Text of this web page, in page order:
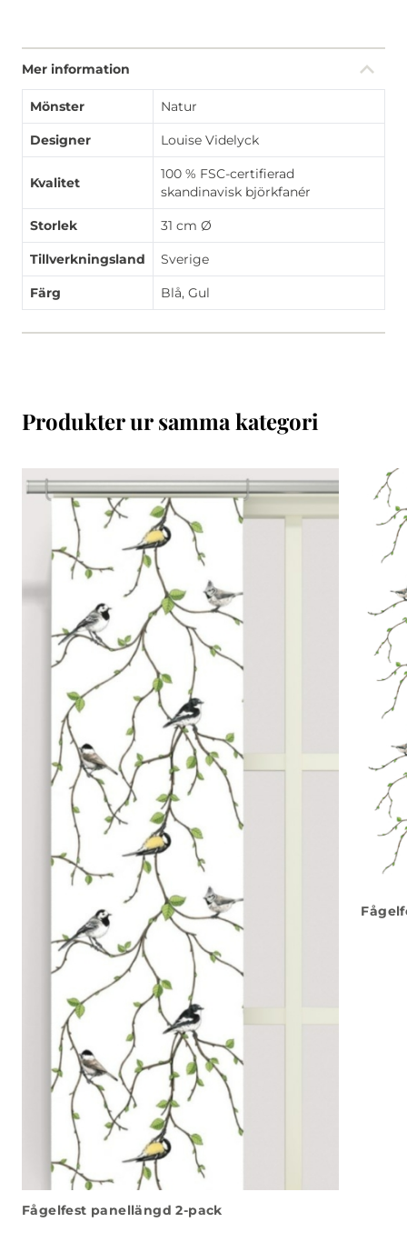
Mer information
Mönster Natur
Designer Louise Videlyck
Kvalitet
100 % FSC-certifierad
skandinavisk björkfanér
Storlek 31 cm Ø
Tillverkningsland Sverige
Färg Blå, Gul
Produkter ur samma kategori
Fågelfest panellängd 2-pack